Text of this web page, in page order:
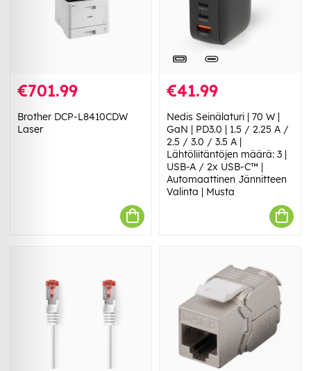
€701.99
Brother DCP-L8410CDW
Laser
€41.99
Nedis Seinälaturi | 70 W |
GaN | PD3.0 | 1.5 / 2.25 A /
2.5 / 3.0 / 3.5 A |
Lähtöliitäntöjen määrä: 3 |
USB-A / 2x USB-C™ |
Automaattinen Jännitteen
Valinta | Musta